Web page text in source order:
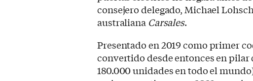
consejero delegado, Michael
australiana Carsales.
Presentado en 2019 como primer
convertido desde entonces en pilar
180.000 unidades en todo el